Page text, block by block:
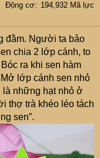
Động cơ
194,932 Mã lực
đằm. Người ta bảo
chia 2 lớp cánh, to
ra khi sen hàm
lớp cánh sen nhỏ
là những hạt nhỏ ở
thợ trà khéo léo tách
sen”.